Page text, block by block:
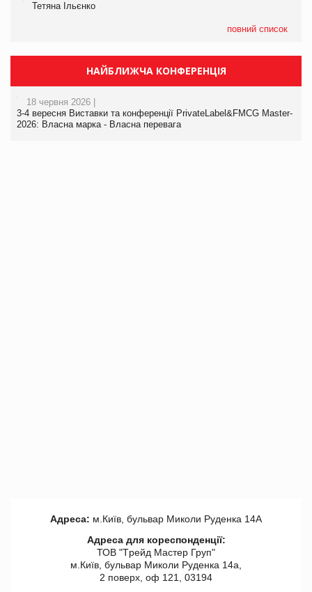
Тетяна Ільєнко
повний список
НАЙБЛИЖЧА КОНФЕРЕНЦІЯ
18 червня 2026 |
3-4 вересня Виставки та конференції PrivateLabel&FMCG Master-
2026: Власна марка - Власна перевага
Адреса: м.Київ, бульвар Миколи Руденка 14А
Адреса для кореспонденції:
ТОВ "Tрейд Мастер Груп"
м.Київ, бульвар Миколи Руденка 14а,
2 поверх, оф 121, 03194